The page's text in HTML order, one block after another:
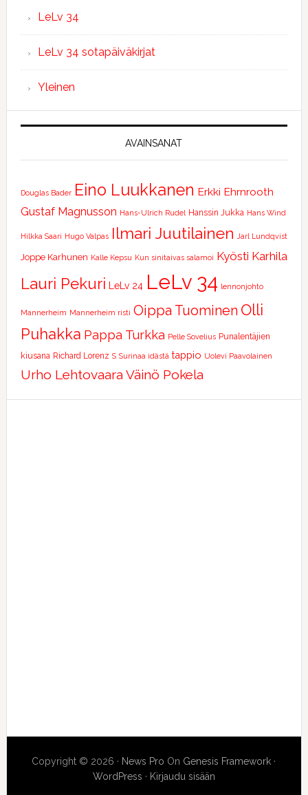
LeLv 34
LeLv 34 sotapäiväkirjat
Yleinen
AVAINSANAT
Douglas Bader Eino Luukkanen Erkki Ehrnrooth
Gustaf Magnusson Hans-Ulrich Rudel Hanssin Jukka Hans Wind
Hilkka Saari Hugo Valpas Ilmari Juutilainen Jarl Lundqvist
Joppe Karhunen Kalle Kepsu Kun sinitaivas salamoi Kyösti Karhila
Lauri Pekuri LeLv 24 LeLv 34 lennonjohto
Mannerheim Mannerheim risti Oippa Tuominen Olli
Puhakka Pappa Turkka Pelle Sovelius Punalentäjien
kiusana Richard Lorenz S Surinaa idästä tappio Uolevi Paavolainen
Urho Lehtovaara Väinö Pokela
Copyright © 2026 · News Pro On Genesis Framework ·
WordPress · Kirjaudu sisään